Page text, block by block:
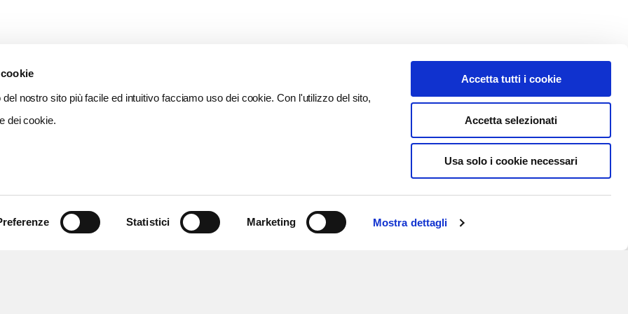
del nostro sito più facile ed intuitivo facciamo uso dei cookie. Con l'utilizzo del sito,
dei cookie.
Statistici Marketing Mostra dettagli
Accetta tutti i cookie
Accetta selezionati
Usa solo i cookie necessari